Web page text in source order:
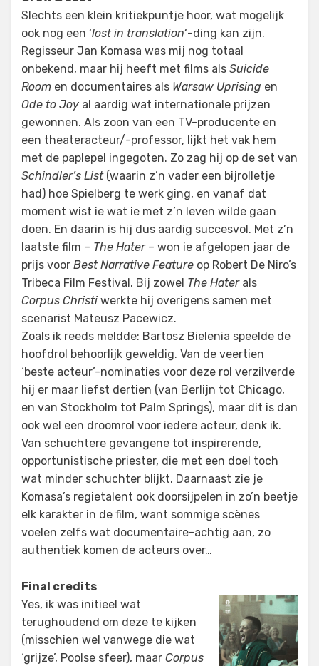
Slechts een klein kritiekpuntje hoor, wat mogelijk
ook nog een ‘lost in translation‘-ding kan zijn.
Regisseur Jan Komasa was mij nog totaal
onbekend, maar hij heeft met films als Suicide
Room en documentaires als Warsaw Uprising en
Ode to Joy al aardig wat internationale prijzen
gewonnen. Als zoon van een TV-producente en
een theateracteur/-professor, lijkt het vak hem
met de paplepel ingegoten. Zo zag hij op de set van
Schindler’s List(waarin z’n vader een bijrolletje
had) hoe Spielberg te werk ging, en vanaf dat
moment wist ie wat ie met z’n leven wilde gaan
doen. En daarin is hij dus aardig succesvol. Met z’n
laatste film – The Hater– won ie afgelopen jaar de
prijs voor Best Narrative Feature op Robert De Niro’s
Tribeca Film Festival. Bij zowel The Haterals
Corpus Christi werkte hij overigens samen met
scenarist Mateusz Pacewicz.
Zoals ik reeds meldde: Bartosz Bielenia speelde de
hoofdrol behoorlijk geweldig. Van de veertien
‘beste acteur’-nominaties voor deze rol verzilverde
hij er maar liefst dertien (van Berlijn tot Chicago,
en van Stockholm tot Palm Springs), maar dit is dan
ook wel een droomrol voor iedere acteur, denk ik.
Van schuchtere gevangene tot inspirerende,
opportunistische priester, die met een doel toch
wat minder schuchter blijkt. Daarnaast zie je
Komasa’s regietalent ook doorsijpelen in zo’n beetje
elk karakter in de film, want sommige scènes
voelen zelfs wat documentaire-achtig aan, zo
authentiek komen de acteurs over…
Final credits
Yes, ik was initieel wat
terughoudend om deze te kijken
(misschien wel vanwege die wat
‘grijze’, Poolse sfeer), maar Corpus